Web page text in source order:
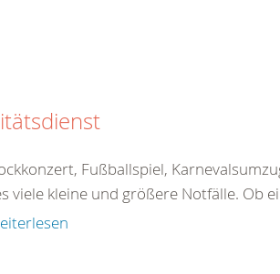
Fußballspiel,
viele kleine und größere Notfälle. Ob